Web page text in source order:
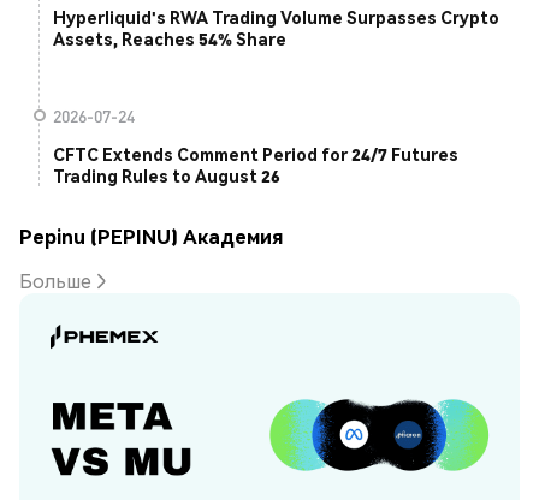
Hyperliquid's RWA Trading Volume Surpasses Crypto
Assets, Reaches 54% Share
2026-07-24
CFTC Extends Comment Period for 24/7 Futures
Trading Rules to August 26
Pepinu (PEPINU) Академия
Больше